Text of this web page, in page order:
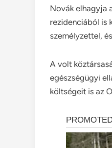
Novák elhagyja
rezidenciából is
személyzettel,
A volt
egészségügyi
költségeit is az